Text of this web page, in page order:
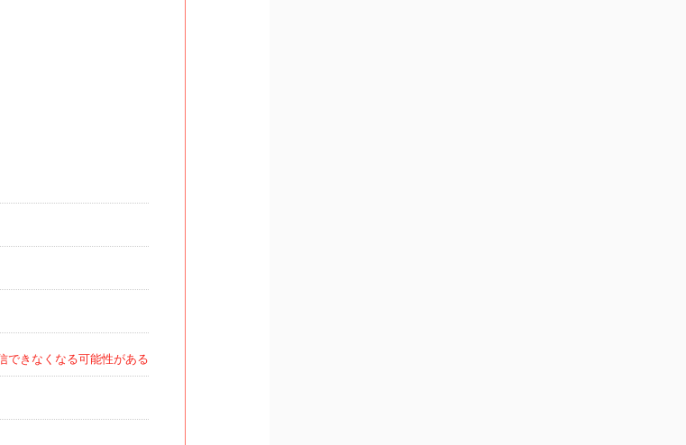
できなくなる可能性がある